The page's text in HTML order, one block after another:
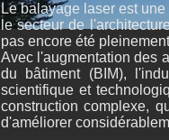
Le balayage laser est
le secteur de
pas encore été
Avec l'augmentation des
du bâtiment (BIM),
scientifique et
construction complexe,
d'améliorer